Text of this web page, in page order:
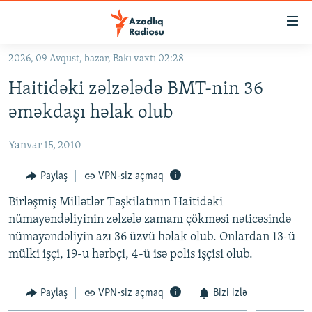
Əsas
qayıt
Əsas
qayıt
KORRUPSIOMETR
#ƏSLINDƏ
FƏRQƏ BAX
QANUNI DOĞRU
ARAŞDIRMA
MULTIMEDIA
FOTOQALEREYA
OXU ZALI
HAQQIMIZDA
2026, 09 Avqust, bazar, Bakı vaxtı 02:28
Haitidəki zəlzələdə BMT-nin 36
əməkdaşı həlak olub
Yanvar 15, 2010
Paylaş VPN-siz açmaq
Birləşmiş Millətlər Təşkilatının Haitidəki
nümayəndəliyinin zəlzələ zamanı çökməsi nəticəsində
nümayəndəliyin azı 36 üzvü həlak olub. Onlardan 13-ü
mülki işçi, 19-u hərbçi, 4-ü isə polis işçisi olub.
Paylaş VPN-siz açmaq Bizi izlə